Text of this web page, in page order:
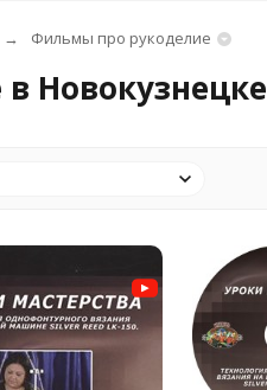
Фильмы про рукоделие
Новокузнецке